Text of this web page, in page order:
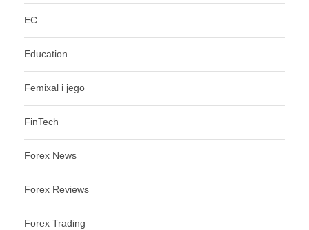
EC
Education
Femixal i jego
FinTech
Forex News
Forex Reviews
Forex Trading